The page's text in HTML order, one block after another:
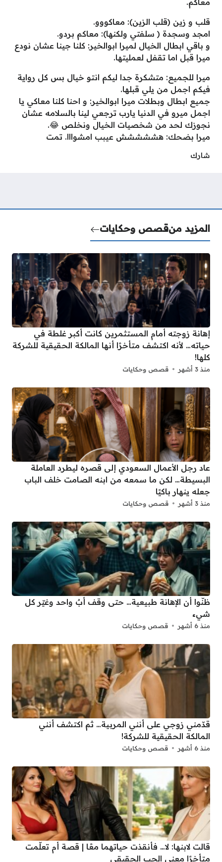
معاكم.
قلب و زين (قلب الزين): معاكووو.
امجد وسجدة ( سلفتي ولكنها): معاكم بردو.
و باقي ابطال الخيال لميرا ابوالخير: كلنا جينا عشان نودع
ميرا قبل اما تقفل لعمليتها.
ميرا للجميع: متشكرة جدا ليكم انتو خيال بس كل رواية
فيكم اجمل من يلي قبلها.
جميع ابطال وبطلات ميرا ابوالخير: و احنا كلنا معاكي يا
اجمل ميرو في الدنيا يارب ترجعي لينا بالسلامه عشان
نجوزك لحد من شخصيات الخيال ونخلص 😂.
ميرا بضحك: هششششش عيبب امشوااا. تمت
شارك
المزيد منقصص وحكايات
إهانة زوجته أمام المستثمرين كانت أكبر غلطة في
حياته… لأنه اكتشف متأخرًا أنها المالكة الحقيقية للشركة
كلها!
منذ 3 أشهر قصص وحكايات
عاد رجل الأعمال السعودي إلى قصره ليطرد العاملة
البسيطة… لكن ما سمعه من ابنه الصامت خلف الباب
جعله ينهار باكيًا
منذ 3 أشهر قصص وحكايات
ظنّوا أن الإهانة طبيعية… حتى وقف أبٌ واحد وغيّر كل
شيء
منذ 6 أشهر قصص وحكايات
قدّمني زوجي على أنني المربية… ثم اكتشف أنني
المالكة الحقيقية للشركة!
منذ 6 أشهر قصص وحكايات
قالت لابنها: لا… فأنقذت حياتهما معًا | قصة أم تعلّمت
متأخرًا معنى الحب الحقيقي